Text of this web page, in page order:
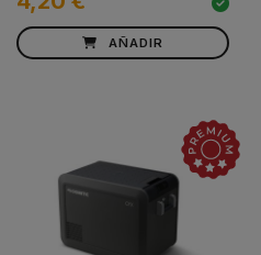
AÑADIR